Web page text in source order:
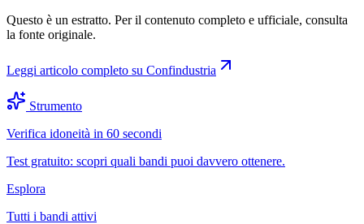
Questo è un estratto. Per il contenuto completo e ufficiale, consulta
la fonte originale.
Leggi articolo completo su Confindustria
Strumento
Verifica idoneità in 60 secondi
Test gratuito: scopri quali bandi puoi davvero ottenere.
Esplora
Tutti i bandi attivi